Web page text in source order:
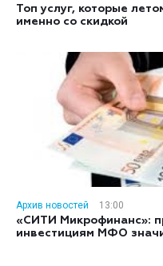
Топ услуг, которые
именно со скидкой
Архив новостей
13:00
«СИТИ Микрофинанс»:
инвестициям МФО